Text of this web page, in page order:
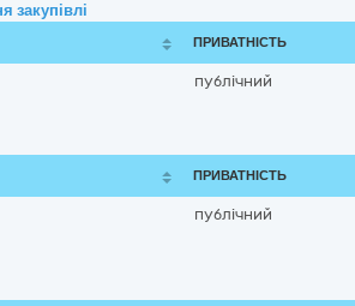
закупівлі
ПРИВАТНІСТЬ
публічний
ПРИВАТНІСТЬ
публічний